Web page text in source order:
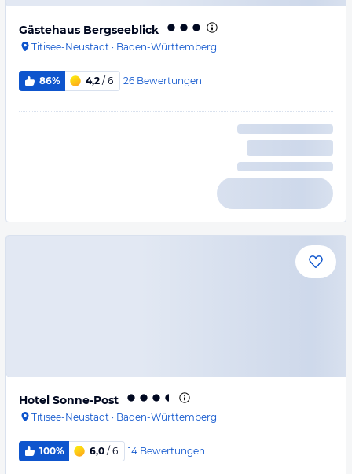
Gästehaus Bergseeblick
Titisee-Neustadt · Baden-Württemberg
86% 4,2 / 6 26 Bewertungen
Hotel Sonne-Post
Titisee-Neustadt · Baden-Württemberg
100% 6,0 / 6 14 Bewertungen